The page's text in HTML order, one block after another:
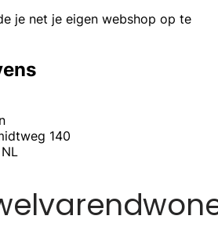
je net je eigen webshop op te
140
NL